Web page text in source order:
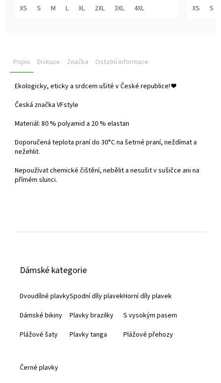
z
XS S M L XL 2XL 3XL 4XL
z
XS S
Popis Diskuze Značka Ostatní informace
Ekologicky, eticky a srdcem ušité v České republice!❤️
Česká značka VFstyle
Materiál: 80 % polyamid a 20 % elastan
Doporučená teplota praní do 30°C na šetrné praní, neždímat a
nežehlit.
Nepoužívat chemické čištění, nebělit a nesušit v sušičce ani na
přímém slunci.
Dámské kategorie
Dvoudílné plavky
Dámské bikiny
Plážové šaty
Spodní díly plavek
Plavky brazilky
Plavky tanga
Horní díly plavek
S vysokým pasem
Plážové přehozy
Černé plavky